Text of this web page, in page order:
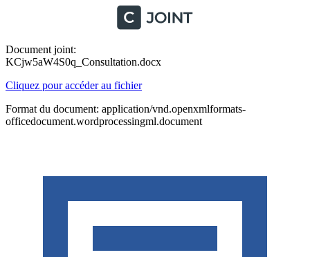
Document joint:
KCjw5aW4S0q_Consultation.docx
Cliquez pour accéder au fichier
Format du document: application/vnd.openxmlformats-
officedocument.wordprocessingml.document